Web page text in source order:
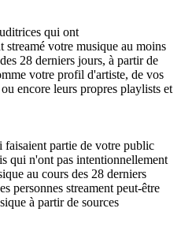
qui ont
streamé votre musique au moins
28 derniers jours, à partir de
votre profil d'artiste, de vos
encore leurs propres playlists et
faisaient partie de votre public
qui n'ont pas intentionnellement
au cours des 28 derniers
personnes streament peut-être
à partir de sources